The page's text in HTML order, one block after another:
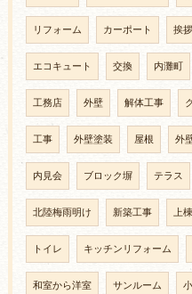
リフォーム カーポート 挨拶
エコキュート 交換 内灘町
工務店 外壁 解体工事
工事 外壁塗装 屋根 外
内見会 ブロック塀 テラス
北陸梅雨明け 新築工事 上
トイレ キッチンリフォーム
和室から洋室 サンルーム